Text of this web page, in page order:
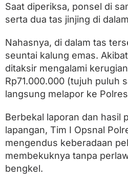
Saat diperiksa, ponsel di
serta dua tas jinjing di
Nahasnya, di dalam tas
seuntai kalung emas.
ditaksir mengalami
Rp71.000.000 (tujuh puluh
langsung melapor ke
Berbekal laporan dan hasil
lapangan, Tim I Opsnal
mengendus keberadaan
membekuknya tanpa
bengkel.